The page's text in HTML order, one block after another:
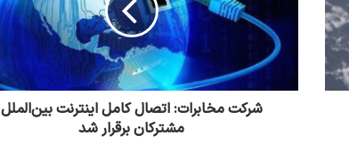
شرکت مخابرات: اتصال کامل اینترنت بین‌الملل
مشترکان برقرار شد